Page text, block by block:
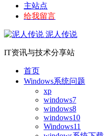
主站点
给我留言
泥人传说
IT资讯与技术分享站
首页
Windows系统问题
xp
windows7
windows8
windows10
Windows11